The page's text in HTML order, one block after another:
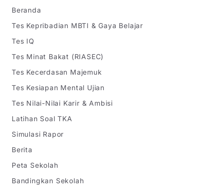
Beranda
Tes Kepribadian MBTI & Gaya Belajar
Tes IQ
Tes Minat Bakat (RIASEC)
Tes Kecerdasan Majemuk
Tes Kesiapan Mental Ujian
Tes Nilai-Nilai Karir & Ambisi
Latihan Soal TKA
Simulasi Rapor
Berita
Peta Sekolah
Bandingkan Sekolah